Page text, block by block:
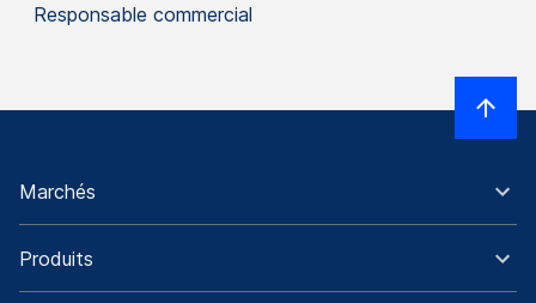
Responsable commercial
Marchés
Produits